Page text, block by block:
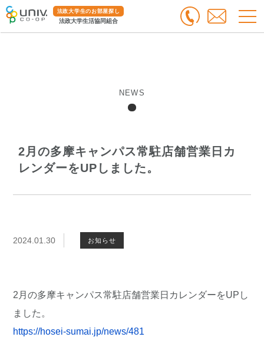
法政大学生のお部屋探し
法政大学生活協同組合
2月の多摩キャンパス常駐店舗営業日カ
レンダーをUPしました。
NEWS
2024.01.30 お知らせ
2月の多摩キャンパス常駐店舗営業日カレンダーをUPし
ました。
https://hosei-sumai.jp/news/481